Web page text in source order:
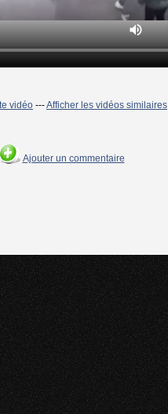
vidéo ---Afficher les vidéos similaires
Ajouter un commentaire